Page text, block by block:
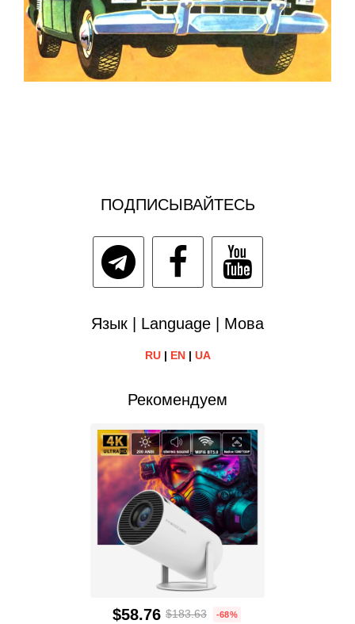
ПОДПИСЫВАЙТЕСЬ
Язык | Language | Мова
RU| EN| UA
Рекомендуем
$58.76 $183.63 -68%